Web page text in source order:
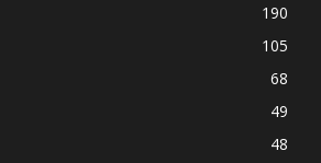
190
105
68
49
48